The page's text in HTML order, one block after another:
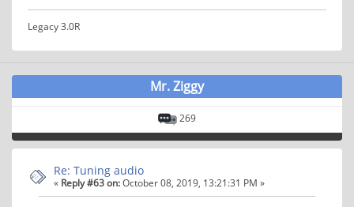
Legacy 3.0R
Mr. Ziggy
269
Re: Tuning audio
« Reply #63 on:October 08, 2019, 13:21:31 PM »